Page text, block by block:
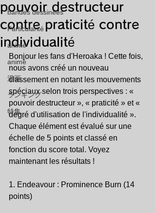
bandes dessinées
Particularité
animé
animé
漫画
ランキング
特集
pouvoir destructeur
contre praticité contre
individualité
Bonjour les fans d'Heroaka ! Cette fois,
nous avons créé un nouveau
classement en notant les mouvements
spéciaux selon trois perspectives : «
pouvoir destructeur », « praticité » et «
degré d'utilisation de l'individualité ».
Chaque élément est évalué sur une
échelle de 5 points et classé en
fonction du score total. Voyez
maintenant les résultats !
1. Endeavour : Prominence Burn (14
points)